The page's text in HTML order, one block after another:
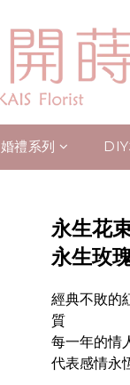
婚禮系列
永生花
永生玫
經典不敗的
質
每一年的情
代表感情永